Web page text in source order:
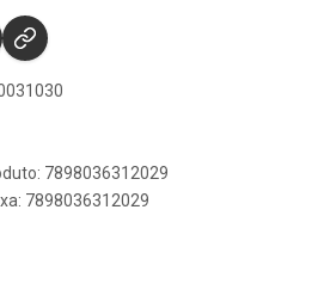
7898036312029
7898036312029